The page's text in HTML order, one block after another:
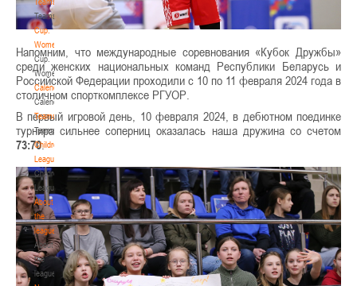
Teams
Cup.
Women
Cup.
Women
Calendar
Calendar
Teams
Teams
Children's
League
Children's
League
About
the
league
About
the
league
Напомним, что международные соревнования «Кубок Дружбы»
среди женских национальных команд Республики Беларусь и
Российской Федерации проходили с 10 по 11 февраля 2024 года в
столичном спорткомплексе РГУОР.
В первый игровой день, 10 февраля 2024, в дебютном поединке
турнира сильнее соперниц оказалась наша дружина со счетом
73:70.